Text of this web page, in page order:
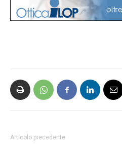
Articolo precedente